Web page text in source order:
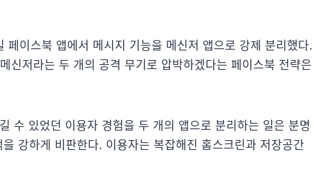
이스북 앱에서 메시지 기능을 메신저 앱으로 강제 분리했다.
신저라는 두 개의 공격 무기로 압박하겠다는 페이스북 전략은
수 있었던 이용자 경험을 두 개의 앱으로 분리하는 일은 분명
강하게 비판한다. 이용자는 복잡해진 홈스크린과 저장공간